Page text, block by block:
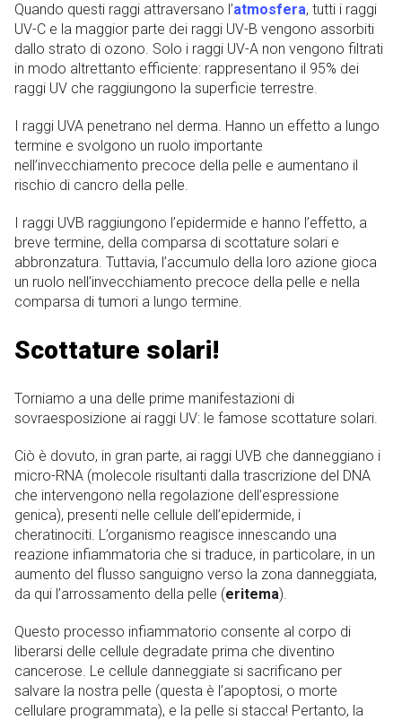
Quando questi raggi attraversano l’atmosfera, tutti i raggi
UV-C e la maggior parte dei raggi UV-B vengono assorbiti
dallo strato di ozono. Solo i raggi UV-A non vengono filtrati
in modo altrettanto efficiente: rappresentano il 95% dei
raggi UV che raggiungono la superficie terrestre.
I raggi UVA penetrano nel derma. Hanno un effetto a lungo
termine e svolgono un ruolo importante
nell’invecchiamento precoce della pelle e aumentano il
rischio di cancro della pelle.
I raggi UVB raggiungono l’epidermide e hanno l’effetto, a
breve termine, della comparsa di scottature solari e
abbronzatura. Tuttavia, l’accumulo della loro azione gioca
un ruolo nell’invecchiamento precoce della pelle e nella
comparsa di tumori a lungo termine.
Scottature solari!
Torniamo a una delle prime manifestazioni di
sovraesposizione ai raggi UV: le famose scottature solari.
Ciò è dovuto, in gran parte, ai raggi UVB che danneggiano i
micro-RNA (molecole risultanti dalla trascrizione del DNA
che intervengono nella regolazione dell’espressione
genica), presenti nelle cellule dell’epidermide, i
cheratinociti. L’organismo reagisce innescando una
reazione infiammatoria che si traduce, in particolare, in un
aumento del flusso sanguigno verso la zona danneggiata,
da qui l’arrossamento della pelle (eritema).
Questo processo infiammatorio consente al corpo di
liberarsi delle cellule degradate prima che diventino
cancerose. Le cellule danneggiate si sacrificano per
salvare la nostra pelle (questa è l’apoptosi, o morte
cellulare programmata), e la pelle si stacca! Pertanto, la